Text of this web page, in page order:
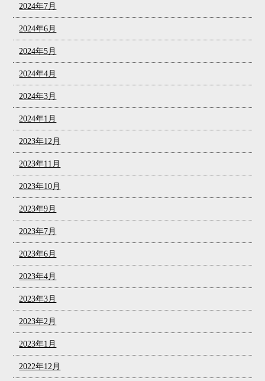
2024年7月
2024年6月
2024年5月
2024年4月
2024年3月
2024年1月
2023年12月
2023年11月
2023年10月
2023年9月
2023年7月
2023年6月
2023年4月
2023年3月
2023年2月
2023年1月
2022年12月